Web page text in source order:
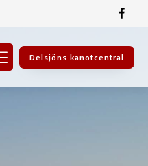
Delsjöns kanotcentral